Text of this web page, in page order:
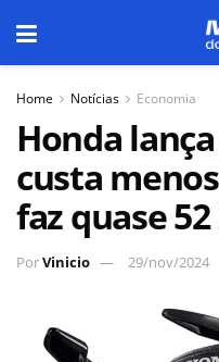
Home Notícias Economia
Honda
custa
faz quase
PorVinicio 29/nov/2024